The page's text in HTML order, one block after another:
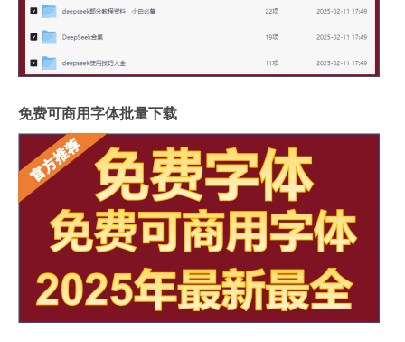
免费可商用字体批量下载